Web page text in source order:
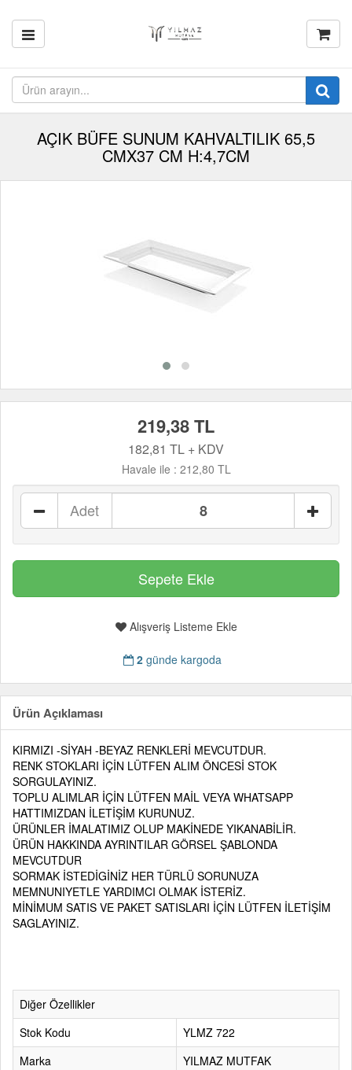
AÇIK BÜFE SUNUM KAHVALTILIK 65,5
CMX37 CM H:4,7CM
219,38 TL
182,81 TL + KDV
Havale ile : 212,80 TL
Adet
Alışveriş Listeme Ekle
2günde kargoda
Ürün Açıklaması
KIRMIZI -SİYAH -BEYAZ RENKLERİ MEVCUTDUR.
RENK STOKLARI İÇİN LÜTFEN ALIM ÖNCESİ STOK
SORGULAYINIZ.
TOPLU ALIMLAR İÇİN LÜTFEN MAİL VEYA WHATSAPP
HATTIMIZDAN İLETİŞİM KURUNUZ.
ÜRÜNLER İMALATIMIZ OLUP MAKİNEDE YIKANABİLİR.
ÜRÜN HAKKINDA AYRINTILAR GÖRSEL ŞABLONDA
MEVCUTDUR
SORMAK İSTEDİGİNİZ HER TÜRLÜ SORUNUZA
MEMNUNIYETLE YARDIMCI OLMAK İSTERİZ.
MİNİMUM SATIS VE PAKET SATISLARI İÇİN LÜTFEN İLETİŞİM
SAGLAYINIZ.
Diğer Özellikler
Stok Kodu
YLMZ 722
Marka
YILMAZ MUTFAK